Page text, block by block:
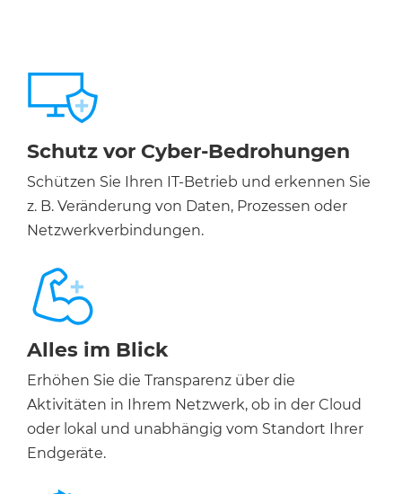
Schutz vor Cyber-Bedrohungen
Schützen Sie Ihren IT-Betrieb und erkennen Sie
z. B. Veränderung von Daten, Prozessen oder
Netzwerkverbindungen.
Alles im Blick
Erhöhen Sie die Transparenz über die
Aktivitäten in Ihrem Netzwerk, ob in der Cloud
oder lokal und unabhängig vom Standort Ihrer
Endgeräte.